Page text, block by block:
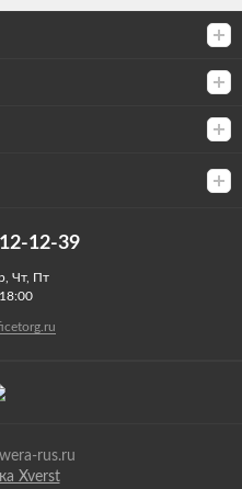
12-39
Чт, Пт
rus.ru
Xverst